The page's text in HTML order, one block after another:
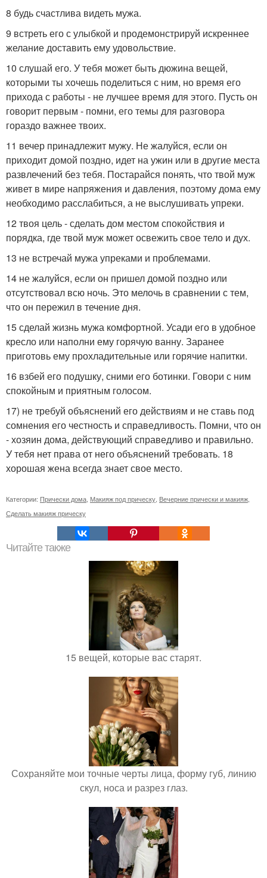
8 будь счастлива видеть мужа.
9 встреть его с улыбкой и продемонстрируй искреннее
желание доставить ему удовольствие.
10 слушай его. У тебя может быть дюжина вещей,
которыми ты хочешь поделиться с ним, но время его
прихода с работы - не лучшее время для этого. Пусть он
говорит первым - помни, его темы для разговора
гораздо важнее твоих.
11 вечер принадлежит мужу. Не жалуйся, если он
приходит домой поздно, идет на ужин или в другие места
развлечений без тебя. Постарайся понять, что твой муж
живет в мире напряжения и давления, поэтому дома ему
необходимо расслабиться, а не выслушивать упреки.
12 твоя цель - сделать дом местом спокойствия и
порядка, где твой муж может освежить свое тело и дух.
13 не встречай мужа упреками и проблемами.
14 не жалуйся, если он пришел домой поздно или
отсутствовал всю ночь. Это мелочь в сравнении с тем,
что он пережил в течение дня.
15 сделай жизнь мужа комфортной. Усади его в удобное
кресло или наполни ему горячую ванну. Заранее
приготовь ему прохладительные или горячие напитки.
16 взбей его подушку, сними его ботинки. Говори с ним
спокойным и приятным голосом.
17) не требуй объяснений его действиям и не ставь под
сомнения его честность и справедливость. Помни, что он
- хозяин дома, действующий справедливо и правильно.
У тебя нет права от него объяснений требовать. 18
хорошая жена всегда знает свое место.
Категории: Прически дома Макияж под прическу Вечерние прически и макияж
Сделать макияж прическу
Читайте также
15 вещей, которые вас старят.
Сохраняйте мои точные черты лица, форму губ, линию
скул, носа и разрез глаз.